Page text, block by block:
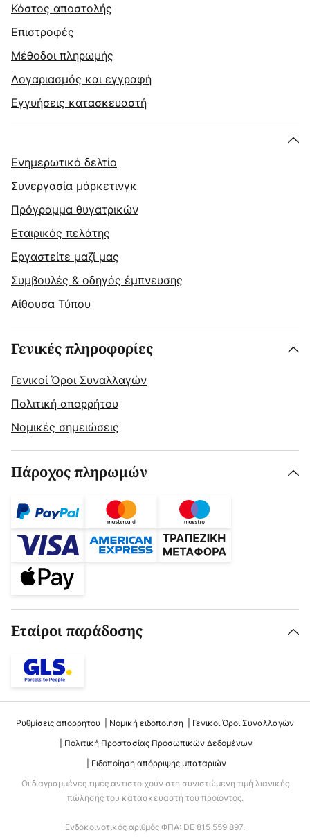
Κόστος αποστολής
Επιστροφές
Μέθοδοι πληρωμής
Λογαριασμός και εγγραφή
Εγγυήσεις κατασκευαστή
Ενημερωτικό δελτίο
Συνεργασία μάρκετινγκ
Πρόγραμμα θυγατρικών
Εταιρικός πελάτης
Εργαστείτε μαζί μας
Συμβουλές & οδηγός έμπνευσης
Αίθουσα Τύπου
Γενικές πληροφορίες
Γενικοί Όροι Συναλλαγών
Πολιτική απορρήτου
Νομικές σημειώσεις
Πάροχος πληρωμών
Εταίροι παράδοσης
Ρυθμίσεις απορρήτου Νομική ειδοποίηση
Γενικοί Όροι Συναλλαγών
Πολιτική Προστασίας Προσωπικών Δεδομένων
Ειδοποίηση απόρριψης μπαταριών
Οι διαγραμμένες τιμές αντιστοιχούν στη συνιστώμενη τιμή λιανικής
πώλησης του κατασκευαστή του προϊόντος.
Ενδοκοινοτικός αριθμός ΦΠΑ: DE 815 559 897.